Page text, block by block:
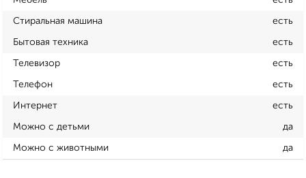
Стиральная машина есть
Бытовая техника есть
Телевизор есть
Телефон есть
Интернет есть
Можно с детьми да
Можно с животными да